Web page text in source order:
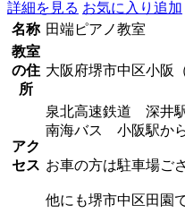
詳細を見る お気に入り追加
名称 田端ピアノ教室
教室
の住
所
大阪府堺市中区小阪
アク
セス
泉北高速鉄道 深井
南海バス 小阪駅
お車の方は駐車場ご
他にも堺市中区田園